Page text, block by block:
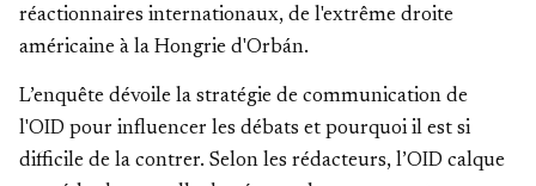
réactionnaires internationaux, de l'extrême droite
américaine à la Hongrie d'Orbán.
L’enquête dévoile la stratégie de communication de
l'OID pour influencer les débats et pourquoi il est si
difficile de la contrer. Selon les rédacteurs, l’OID calque